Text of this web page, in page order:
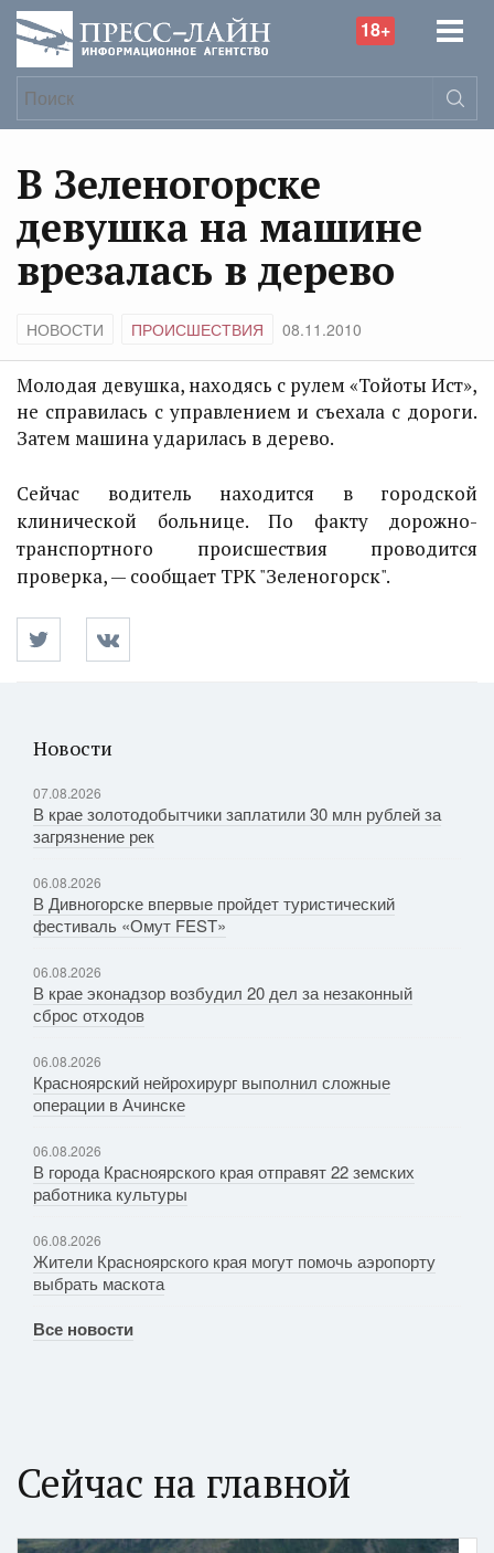
18+
В Зеленогорске
девушка на машине
врезалась в дерево
НОВОСТИ ПРОИСШЕСТВИЯ 08.11.2010
Молодая девушка, находясь с рулем «Тойоты Ист»,
не справилась с управлением и съехала с дороги.
Затем машина ударилась в дерево.
Сейчас водитель находится в городской
клинической больнице. По факту дорожно-
транспортного происшествия проводится
проверка, — сообщает ТРК "Зеленогорск".
Новости
07.08.2026
В крае золотодобытчики заплатили 30 млн рублей за
загрязнение рек
06.08.2026
В Дивногорске впервые пройдет туристический
фестиваль «Омут FEST»
06.08.2026
В крае эконадзор возбудил 20 дел за незаконный
сброс отходов
06.08.2026
Красноярский нейрохирург выполнил сложные
операции в Ачинске
06.08.2026
В города Красноярского края отправят 22 земских
работника культуры
06.08.2026
Жители Красноярского края могут помочь аэропорту
выбрать маскота
Все новости
Сейчас на главной